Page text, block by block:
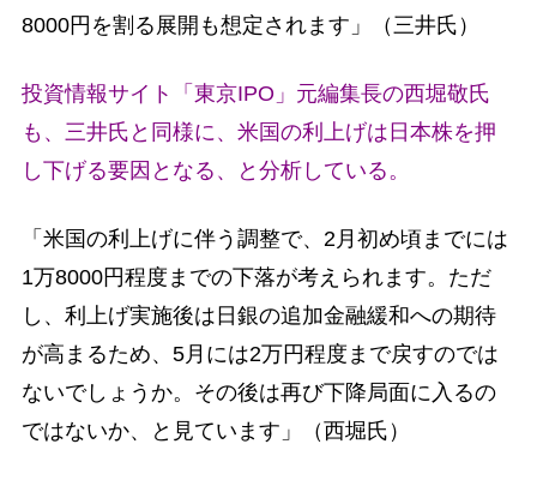
8000円を割る展開も想定されます」（三井氏）
投資情報サイト「東京IPO」元編集長の西堀敬氏
も、三井氏と同様に、米国の利上げは日本株を押
し下げる要因となる、と分析している。
「米国の利上げに伴う調整で、2月初め頃までには
1万8000円程度までの下落が考えられます。ただ
し、利上げ実施後は日銀の追加金融緩和への期待
が高まるため、5月には2万円程度まで戻すのでは
ないでしょうか。その後は再び下降局面に入るの
ではないか、と見ています」（西堀氏）